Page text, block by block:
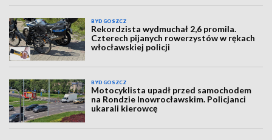
BYDGOSZCZ
Rekordzista wydmuchał 2,6 promila.
Czterech pijanych rowerzystów w rękach
włocławskiej policji
BYDGOSZCZ
Motocyklista upadł przed samochodem
na Rondzie Inowrocławskim. Policjanci
ukarali kierowcę